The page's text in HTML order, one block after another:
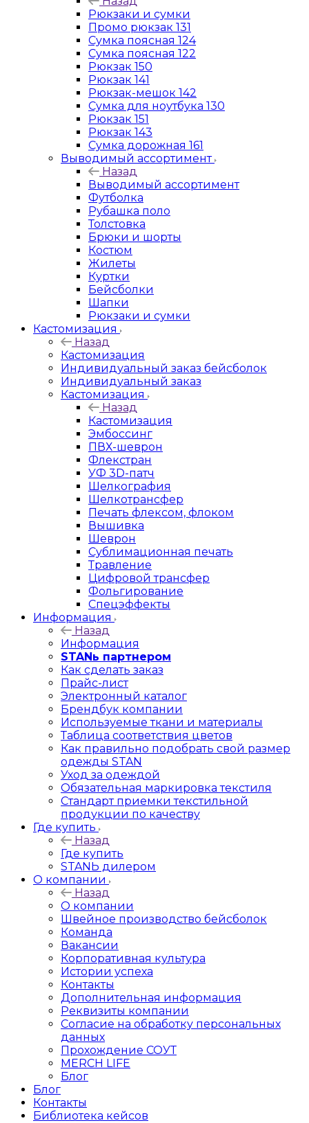
Рюкзаки и сумки
Промо рюкзак 131
Сумка поясная 124
Сумка поясная 122
Рюкзак 150
Рюкзак 141
Рюкзак-мешок 142
Сумка для ноутбука 130
Рюкзак 151
Рюкзак 143
Сумка дорожная 161
Выводимый ассортимент
Назад
Выводимый ассортимент
Футболка
Рубашка поло
Толстовка
Брюки и шорты
Костюм
Жилеты
Куртки
Бейсболки
Шапки
Рюкзаки и сумки
Кастомизация
Назад
Кастомизация
Индивидуальный заказ бейсболок
Индивидуальный заказ
Кастомизация
Назад
Кастомизация
Эмбоссинг
ПВХ-шеврон
Флекстран
УФ 3D-патч
Шелкография
Шелкотрансфер
Печать флексом, флоком
Вышивка
Шеврон
Сублимационная печать
Травление
Цифровой трансфер
Фольгирование
Спецэффекты
Информация
Назад
Информация
STANь партнером
Как сделать заказ
Прайс-лист
Электронный каталог
Брендбук компании
Используемые ткани и материалы
Таблица соответствия цветов
Как правильно подобрать свой размер
одежды STAN
Уход за одеждой
Обязательная маркировка текстиля
Стандарт приемки текстильной
продукции по качеству
Где купить
Назад
Где купить
STANЬ дилером
О компании
Назад
О компании
Швейное производство бейсболок
Команда
Вакансии
Корпоративная культура
Истории успеха
Контакты
Дополнительная информация
Реквизиты компании
Согласие на обработку персональных
данных
Прохождение СОУТ
MERCH LIFE
Блог
Блог
Контакты
Библиотека кейсов